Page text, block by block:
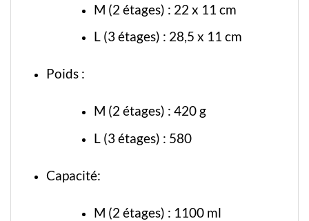
M (2 étages) : 22 x 11 cm
L (3 étages) : 28,5 x 11 cm
Poids :
M (2 étages) : 420 g
L (3 étages) : 580
Capacité:
M (2 étages) : 1100 ml